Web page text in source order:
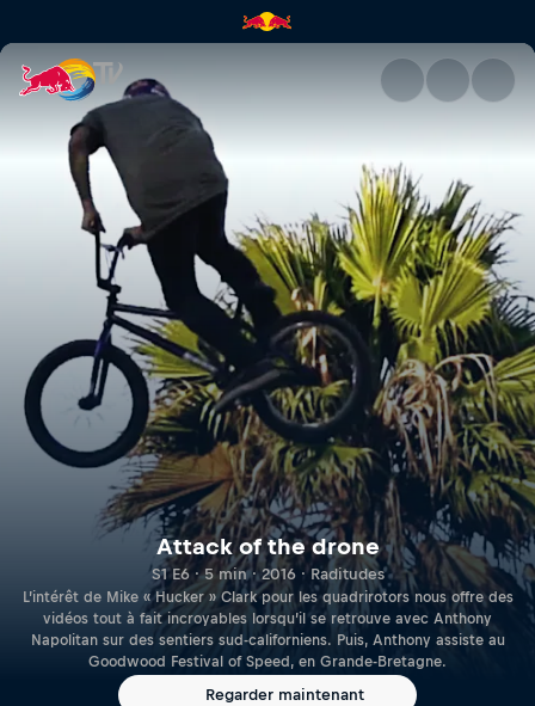
Attack of the drone | Red
Attack of the drone
S1 E6 · 5 min · 2016 · Raditudes
L’intérêt de Mike « Hucker » Clark pour les quadrirotors nous offre des
vidéos tout à fait incroyables lorsqu’il se retrouve avec Anthony
Napolitan sur des sentiers sud-californiens. Puis, Anthony assiste au
Goodwood Festival of Speed, en Grande-Bretagne.
Regarder maintenant